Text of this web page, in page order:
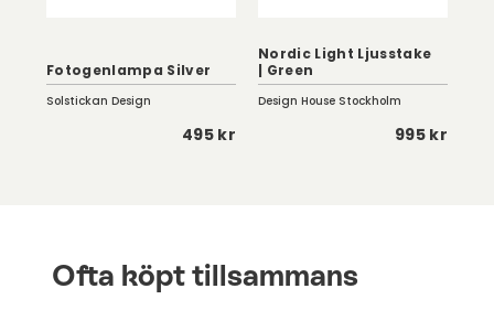
Fotogenlampa Silver
Solstickan Design
495 kr
Nordic Light Ljusstake
| Green
Design House Stockholm
995 kr
Ofta köpt tillsammans